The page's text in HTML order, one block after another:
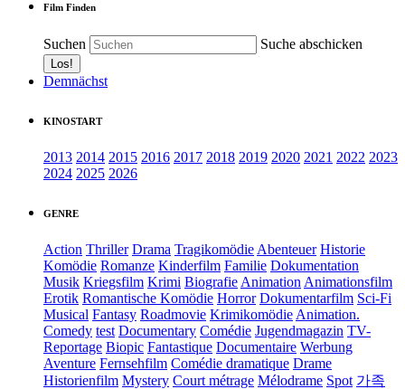
Film Finden
Suchen Suche abschicken
Demnächst
KINOSTART
2013 2014 2015 2016 2017 2018 2019 2020 2021 2022 2023
2024 2025 2026
GENRE
Action Thriller Drama Tragikomödie Abenteuer Historie
Komödie Romanze Kinderfilm Familie Dokumentation
Musik Kriegsfilm Krimi Biografie Animation Animationsfilm
Erotik Romantische Komödie Horror Dokumentarfilm Sci-Fi
Musical Fantasy Roadmovie Krimikomödie Animation.
Comedy test Documentary Comédie Jugendmagazin TV-
Reportage Biopic Fantastique Documentaire Werbung
Aventure Fernsehfilm Comédie dramatique Drame
Historienfilm Mystery Court métrage Mélodrame Spot 가족